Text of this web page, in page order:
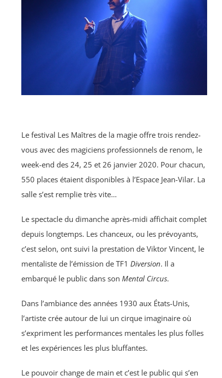
Le festival Les Maîtres de la magie offre trois rendez-
vous avec des magiciens professionnels de renom, le
week-end des 24, 25 et 26 janvier 2020. Pour chacun,
550 places étaient disponibles à l’Espace Jean-Vilar. La
salle s’est remplie très vite…
Le spectacle du dimanche après-midi affichait complet
depuis longtemps. Les chanceux, ou les prévoyants,
c’est selon, ont suivi la prestation de Viktor Vincent, le
mentaliste de l’émission de TF1 Diversion. Il a
embarqué le public dans son Mental Circus.
Dans l’ambiance des années 1930 aux États-Unis,
l’artiste crée autour de lui un cirque imaginaire où
s’expriment les performances mentales les plus folles
et les expériences les plus bluffantes.
Le pouvoir change de main et c’est le public qui s’en